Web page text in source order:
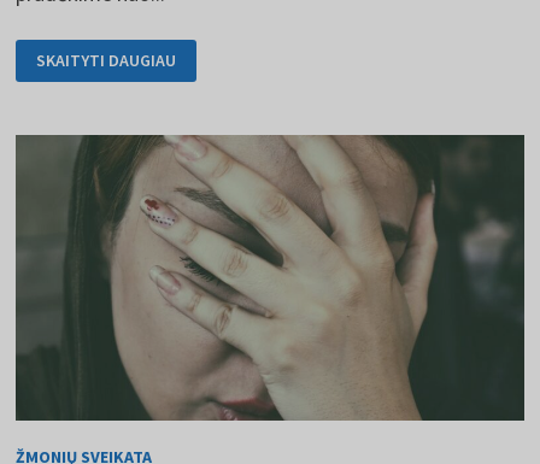
DEFEKTAI,
SU
SUSIDURTI
SKAITYTI DAUGIAU
ŽMONIŲ SVEIKATA